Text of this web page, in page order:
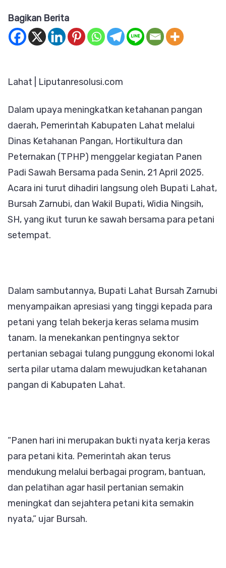
PADI
LANGSUNG
KE
SAWAH
BERSAMA
PETANI
Bagikan Berita
Lahat | Liputanresolusi.com
Dalam upaya meningkatkan ketahanan pangan
daerah, Pemerintah Kabupaten Lahat melalui
Dinas Ketahanan Pangan, Hortikultura dan
Peternakan (TPHP) menggelar kegiatan Panen
Padi Sawah Bersama pada Senin, 21 April 2025.
Acara ini turut dihadiri langsung oleh Bupati Lahat,
Bursah Zarnubi, dan Wakil Bupati, Widia Ningsih,
SH, yang ikut turun ke sawah bersama para petani
setempat.
Dalam sambutannya, Bupati Lahat Bursah Zarnubi
menyampaikan apresiasi yang tinggi kepada para
petani yang telah bekerja keras selama musim
tanam. Ia menekankan pentingnya sektor
pertanian sebagai tulang punggung ekonomi lokal
serta pilar utama dalam mewujudkan ketahanan
pangan di Kabupaten Lahat.
“Panen hari ini merupakan bukti nyata kerja keras
para petani kita. Pemerintah akan terus
mendukung melalui berbagai program, bantuan,
dan pelatihan agar hasil pertanian semakin
meningkat dan sejahtera petani kita semakin
nyata,” ujar Bursah.